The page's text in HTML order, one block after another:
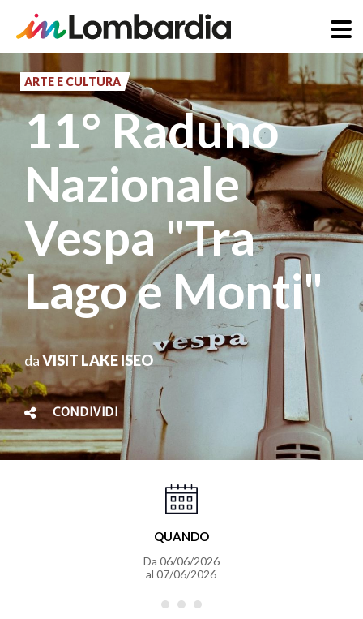
contenuto
principale
ARTE E CULTURA
11° Raduno
Nazionale
Vespa "Tra
Lago e Monti"
daVISIT LAKE ISEO
CONDIVIDI
QUANDO
Da 06/06/2026
al 07/06/2026